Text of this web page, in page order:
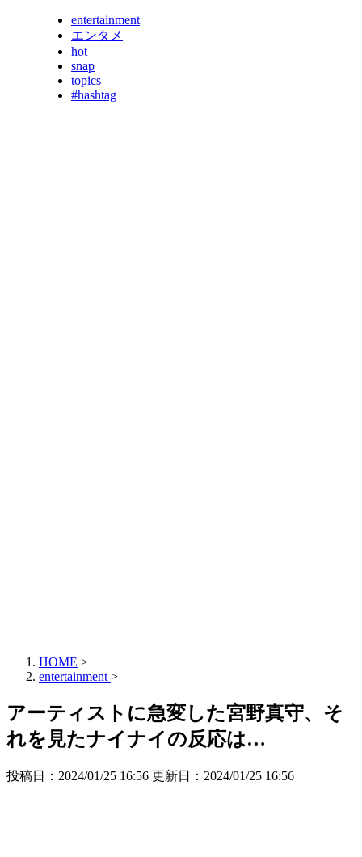
entertainment
エンタメ
hot
snap
topics
#hashtag
HOME >
entertainment >
アーティストに急変した宮野真守、そ
れを見たナイナイの反応は…
投稿日：2024/01/25 16:56 更新日： 2024/01/25 16:56